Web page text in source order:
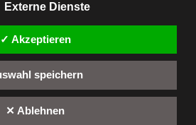
Externe Dienste
✓ Akzeptieren
speichern
✕ Ablehnen